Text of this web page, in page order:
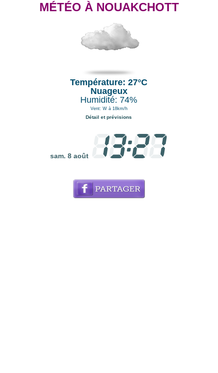
MÉTÉO À NOUAKCHOTT
Température: 27°C
Nuageux
Humidité: 74%
Vent: W à 18km/h
Détail et prévisions
sam. 8 août